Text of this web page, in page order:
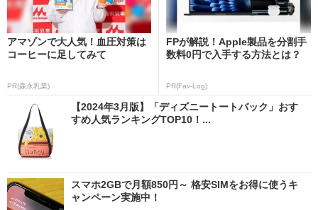
アマゾンで大人気！血圧対策は
コーヒーに足してみて
PR(森永乳業)
FPが解説！Apple製品を分割手
数料0円で入手する方法とは？
PR(Fav-Log)
【2024年3月版】「ディズニートートバック」おす
すめ人気ランキングTOP10！...
スマホ2GBで月額850円～ 格安SIMをお得に使うキ
ャンペーン実施中！